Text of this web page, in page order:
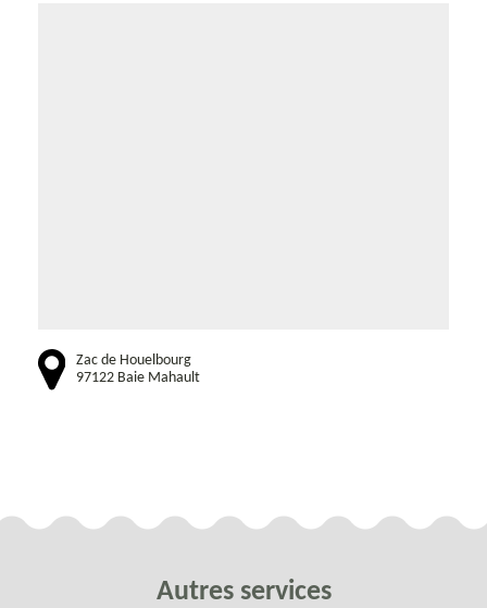
Zac de Houelbourg
97122 Baie Mahault
Autres services